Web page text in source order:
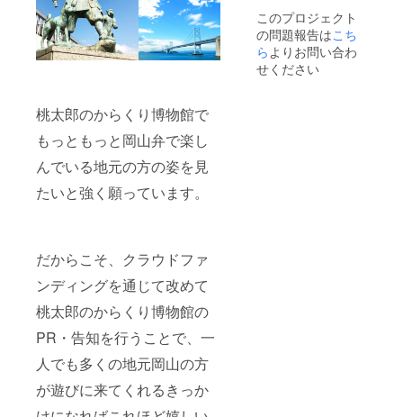
桃太郎のからくり博物館で
もっともっと岡山弁で楽し
んでいる地元の方の姿を見
たいと強く願っています。
だからこそ、クラウドファ
ンディングを通じて改めて
桃太郎のからくり博物館の
PR・告知を行うことで、一
人でも多くの地元岡山の方
が遊びに来てくれるきっか
2024年
4月〜
2025年
3月の1
年間 ※
このプロジェクト
の問題報告はこち
ら よりお問い合わ
せください